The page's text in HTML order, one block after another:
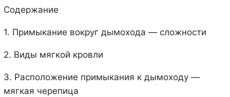
Содержание
1. Примыкание вокруг дымохода — сложности
2. Виды мягкой кровли
3. Расположение примыкания к дымоходу —
мягкая черепица